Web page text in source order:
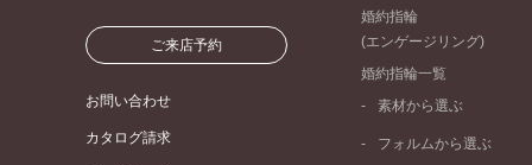
ご来店予約
お問い合わせ
カタログ請求
婚約指輪
(エンゲージリング)
婚約指輪一覧
素材から選ぶ
プラチナ
フォルムから選ぶ